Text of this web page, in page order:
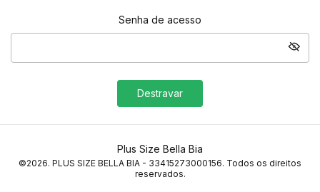
Senha de acesso
Destravar
Plus Size Bella Bia
©2026. PLUS SIZE BELLA BIA - 33415273000156. Todos os direitos
reservados.